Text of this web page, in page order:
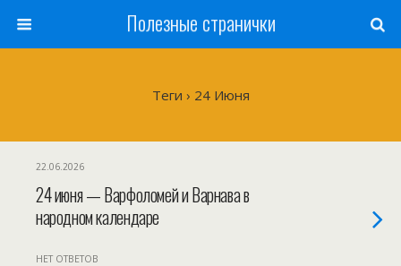
Полезные странички
Теги › 24 Июня
22.06.2026
24 июня — Варфоломей и Варнава в
народном календаре
НЕТ ОТВЕТОВ